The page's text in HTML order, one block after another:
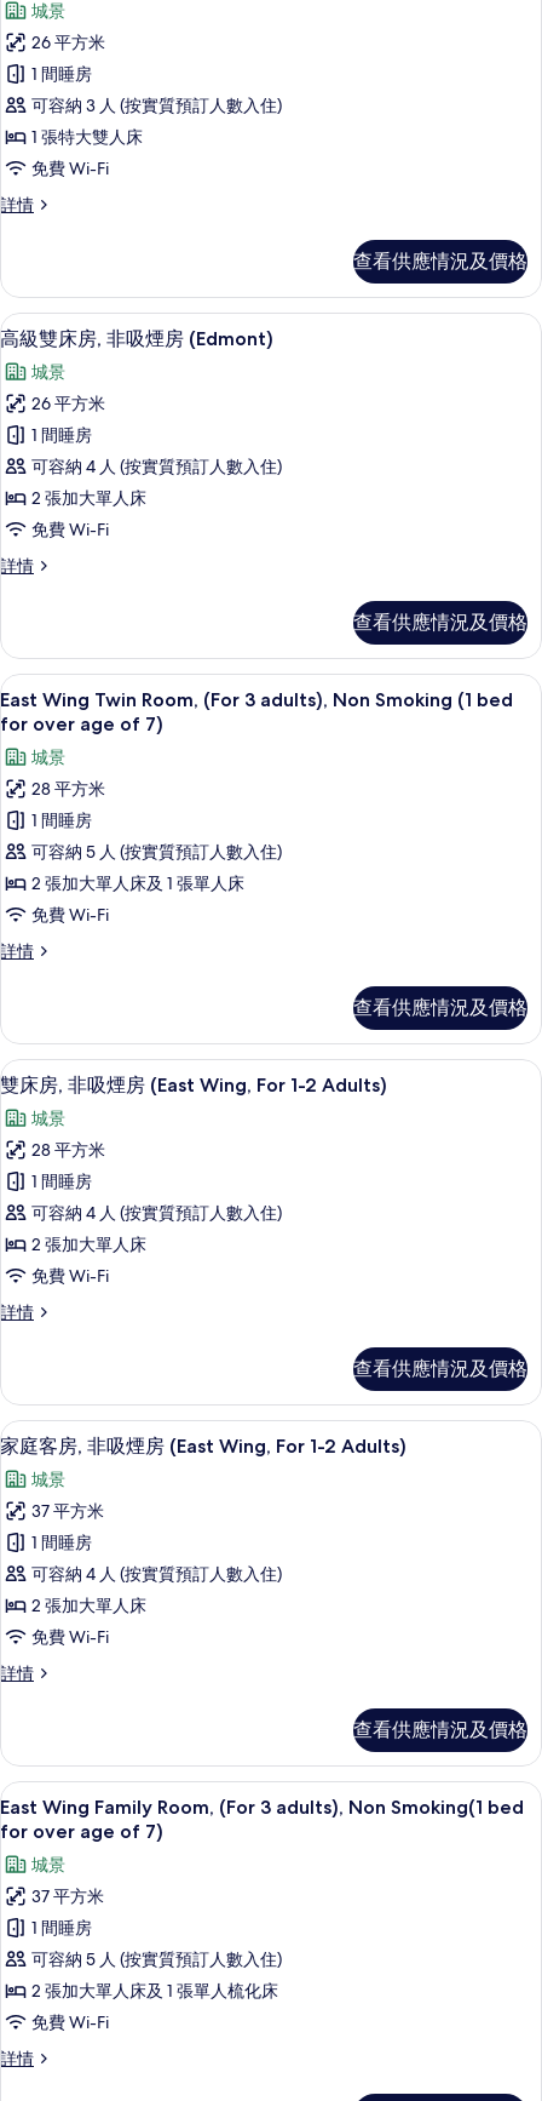
的
相
片
(Edmont)
詳
情
所
有
高
級
雙
人
房,
吸
煙
房
(Edmont)
的
相
片
城景
26 平方米
1 間睡房
可容納 3 人 (按實質預訂人數入住)
1 張特大雙人床
免費 Wi-Fi
詳情
高
房,
非
吸
房
(Edmont)
詳
情
查看供應情況及價格
載
入
所
有
高
級
雙
床
房,
吸
煙
房
(Edmont)
的
相
片
高級寢具、羽絨被、房內夾萬、手提
18
高級雙床房, 非吸煙房 (Edmont)
城景
26 平方米
1 間睡房
可容納 4 人 (按實質預訂人數入住)
2 張加大單人床
免費 Wi-Fi
詳情
高
房,
非
吸
煙
(Edmont)
詳
情
查看供應情況及價格
載
入
所
有
East
Wing
Twin
Room,
(For
3
Smoking
(1
bed
for
over
age
of
7)
的
相
片
高級寢具、羽絨被、房內夾萬、手提
11
East Wing Twin Room, (For 3 adults), Non Smoking (1 bed
for over age of 7)
城景
28 平方米
1 間睡房
可容納 5 人 (按實質預訂人數入住)
2 張加大單人床及 1 張單人床
免費 Wi-Fi
詳情
East
(For
adults),
Smoking
(1
bed
for
over
age
of
7)
情
查看供應情況及價格
載
入
所
有
雙
床
房,
非
吸
房
(East
Wing,
For
1-
2
Adults)
的
相
片
高級寢具、羽絨被、房內夾萬、手提
11
雙床房, 非吸煙房 (East Wing, For 1-2 Adults)
城景
28 平方米
1 間睡房
可容納 4 人 (按實質預訂人數入住)
2 張加大單人床
免費 Wi-Fi
詳情
雙
吸
煙
房
(East
Wing,
For
1-
2
Adults)
詳
情
查看供應情況及價格
載
入
所
有
家
庭
客
房,
非
煙
房
(East
Wing,
For
1-
2
Adults)
的
相
高級寢具、羽絨被、房內夾萬、手提
16
家庭客房, 非吸煙房 (East Wing, For 1-2 Adults)
城景
37 平方米
1 間睡房
可容納 4 人 (按實質預訂人數入住)
2 張加大單人床
免費 Wi-Fi
詳情
家
非
吸
煙
房
Wing,
For
1-
2
Adults)
情
查看供應情況及價格
載
入
所
有
East
Wing
Family
Room,
(For
3
高級寢具、羽絨被、房內夾萬、手提
16
East Wing Family Room, (For 3 adults), Non Smoking(1 bed
for over age of 7)
城景
37 平方米
1 間睡房
可容納 5 人 (按實質預訂人數入住)
2 張加大單人床及 1 張單人梳化床
免費 Wi-Fi
詳情
East